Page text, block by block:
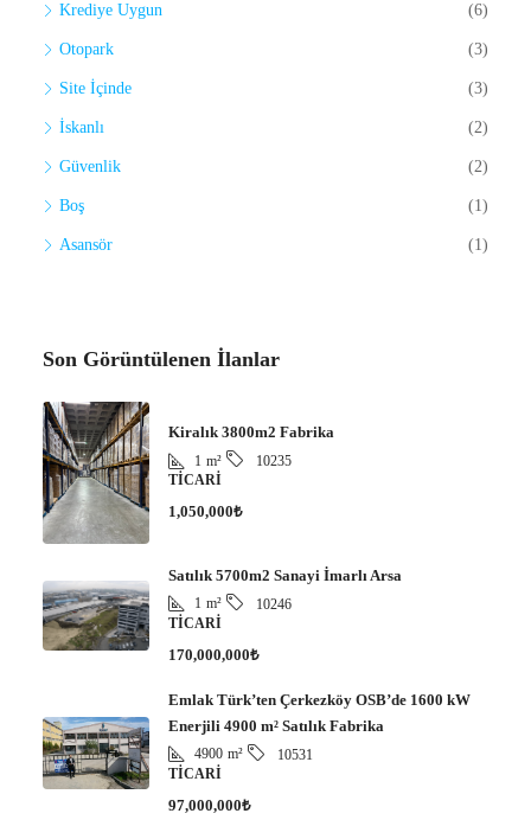
Krediye Uygun (6)
Otopark (3)
Site İçinde (3)
İskanlı (2)
Güvenlik (2)
Boş (1)
Asansör (1)
Son Görüntülenen İlanlar
Kiralık 3800m2 Fabrika
1 m²
10235
TICARI
1,050,000₺
Satılık 5700m2 Sanayi İmarlı Arsa
1 m²
10246
TICARI
170,000,000₺
Emlak Türk’ten Çerkezköy OSB’de 1600 kW
Enerjili 4900 m² Satılık Fabrika
4900 m²
10531
TICARI
97,000,000₺